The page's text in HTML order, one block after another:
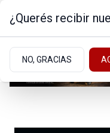
¿Querés recibir
NO, GRACIAS